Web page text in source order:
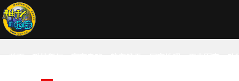
首页 科技新知 宇宙奥秘 航空航天 国家地理 历史军事 动